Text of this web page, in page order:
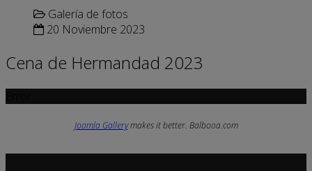
Galería de fotos
20 Noviembre 2023
Cena de Hermandad 2023
Joomla Gallerymakes it better. Balbooa.com